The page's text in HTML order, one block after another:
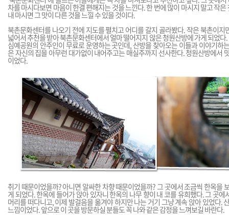
차를 마시다보면 마음이 한결 편해지는 것을 느낀다. 한 번에 많이 마시지 말고 작
내 마시면 그 맛이 다른 것을 느낄 수 있을 것이다.
북촌문화센터를 나오기 전에 지도를 펼치고 어디를 갈지 골라봤다. 작은 북촌이지
넓어서 추천을 받아 북촌문화센터에서 얼마 떨어지지 않은 청원산방에 가게 되었
심예공원의 안주인이 무료로 운영하는 곳인데, 산방을 찾아오는 이들과 이야기하
은 자신의 집을 아무런 대가없이 내어주고는 매실주까지 선사한다. 청원산방에서
이었다.
취기 때문이었을까? 아니면 알싸한 차향 때문이었을까? 그 곳에서 조금씩 한옥을
게 되었다. 한옥에 들어가 앉아 있자니 한옥의 나무 향이 내 코를 유희했다. 그 곳에
머리를 떠다니고, 이제 발걸음을 옮겨야 하지만 나는 거기 그냥 계속 앉아 있었다.
느낌이었다. 앞으로 이 곳을 방문하실 분들도 꼭 나와 같은 감정을 느껴보길 바란다.